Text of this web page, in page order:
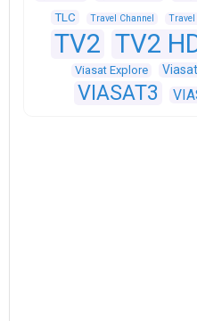
TLC Travel Channel Travel
TV2 TV2
Viasat Explore
VIASAT3